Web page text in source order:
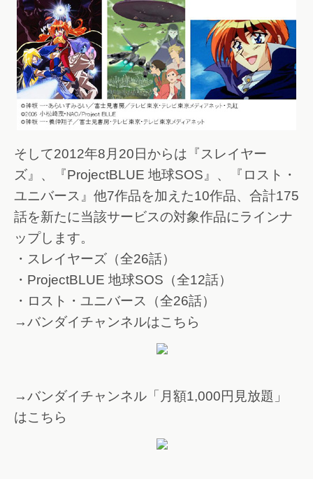
そして2012年8月20日からは『スレイヤー
ズ』、『ProjectBLUE 地球SOS』、『ロスト・
ユニバース』他7作品を加えた10作品、合計175
話を新たに当該サービスの対象作品にラインナ
ップします。
・スレイヤーズ（全26話）
・ProjectBLUE 地球SOS（全12話）
・ロスト・ユニバース（全26話）
→バンダイチャンネルはこちら
→バンダイチャンネル「月額1,000円見放題」
はこちら